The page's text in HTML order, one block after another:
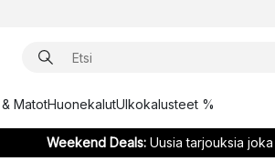
MatotHuonekalutUlkokalusteet %
Weekend Deals:Uusia tarjouksia